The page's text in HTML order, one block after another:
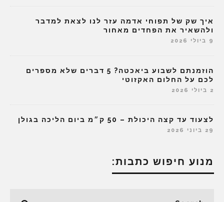
איך שק של תפוחי אדמה עזר לנו לצאת למדבר
ולהשאיר את הפחדים מאחור
9 ביולי 2026
הוזמנתם לשבוע ביאכטה? 5 דברים שלא מספרים
לכם על החלום האקזוטי
2 ביולי 2026
לצעוד עד קצה היכולת – 50 ק״מ ביום הליכה בגולן
29 ביוני 2026
מנוע חיפוש כתבות: